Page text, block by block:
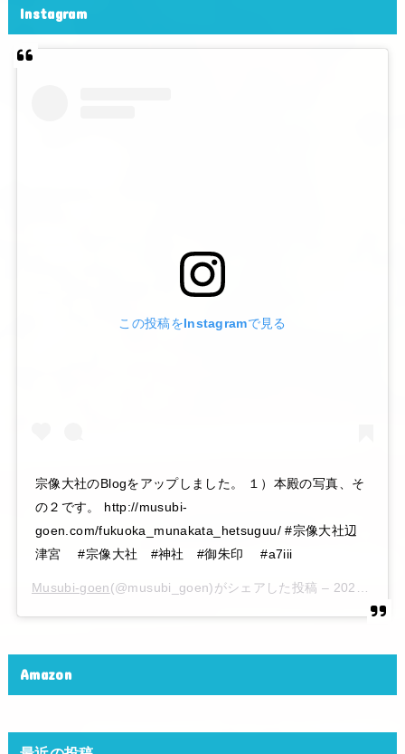
Instagram
この投稿をInstagramで見る
宗像大社のBlogをアップしました。 １）本殿の写真、そ
の２です。 http://musubi-
goen.com/fukuoka_munakata_hetsuguu/ #宗像大社辺
津宮 #宗像大社 #神社 #御朱印 #a7iii
Musubi-goen(@musubi_goen)がシェアした投稿 – 2020年 6月月6日午後10時15分PDT
Amazon